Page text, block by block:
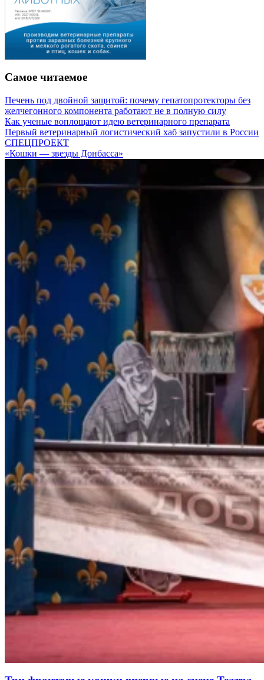
Самое читаемое
Печень под двойной защитой: почему гепатопротекторы без
желчегонного компонента работают не в полную силу
Как ученые воплощают идею ветеринарного препарата
Первый ветеринарный логистический хаб запустили в России
СПЕЦПРОЕКТ
«Кошки — звезды Донбасса»